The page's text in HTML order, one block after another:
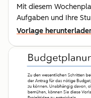
Mit diesem
Aufgaben und Ihre
Vorlage